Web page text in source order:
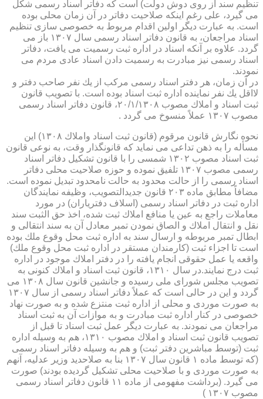
تنظیم سند از روی دوش دولت) است كه دفاتر اسناد رسمی شكل
می گیرد، علی رغم اینكه صلاحیت دفاتر در آن زمان محلی بوده
است. به عبارت دیگر اولین اقدام مربوط به خصوصی سازی تنظیم
اسناد مراجعان، به قانون دفاتر اسناد رسمی سال ۱۳۰۷ باز می
گردد. علاوه بر آنكه اسناد در اداره ثبت رسمیت می یافت، دفاتر
اسناد رسمی نیز مبادرت به رسمیت دادن اسناد عادی مردم می
نمودند.
در آن زمان، هر دفتر اسناد رسمی مركب از یك نفر صاحب دفتر و
لااقل یك نفر نماینده اداره ثبت اسناد بوده است. با تصویب قانون
ثبت اسناد و املاك مصوب ۲۰/۱/۱۳۰۸، قانون دفاتر اسناد رسمی
مصوب ۱۳۰۷ عملاً منسوخ می گردد .
نحوه نگارش قانون مرقوم (قانون ثبت اسناد واملاك ۱۳۰۸) این
مسأله را به ذهن تداعی می نماید كه قانونگذار وقت، به نوعی قانون
ثبت اسناد مصوب ۱۳۰۲ شمسی را با قانون تشكیل دفاتر اسناد
رسمی مصوب ۱۳۰۷ تلفیق نموده و حوزه صلاحیت محلی دفاتر
اسناد رسمی را از حالت محدود به حالت نامحدود تبدیل نموده است.
مضافاً مطابق ماده ۲۰۳ قانون جدیدالتصویب، وظیفه نمایندگان
اداره ثبت در دفاتر اسناد رسمی (اسلاف دفتریاران) در مورد
معاملات راجع به عین یا منافع املاك ثبت شده، اخذ حق الثبت سند
نقل و انتقال املاك و الصاق نمودن تمبر معادل آن به سند انتقالی و
ابطال تمبر مربوطه و ارسال سند به اداره ثبت محل وقوع ملك بوده
است تا اجزاء ثبت (كارمندان مستقر در اداره ثبت محل وقوع ملك)
واقعه یا عمل حقوقی انجام یافته را در دفتر املاك موجود در اداره
ثبت درج نمایند.در سال ۱۳۱۰، قانون ثبت اسناد و املاك كنونی به
تصویب مجلس شورای ملی رسیده و جانشین قانون سال ۱۳۰۸ می
گردد و این در حالی است كه عملاً دفاتر اسناد رسمی از سال ۱۳۰۷
به صورت موردی و محلی از اداره ثبت منتزع شده و به صورت نهاد
خصوصی در كنار اداره ثبت مبادرت و به موازات آن به ثبت اسناد
مراجعان می نمودند. به عبارت دیگر عمل ثبت اسناد تا قبل از
تصویب قانون ثبت اسناد و املاك مصوب ۱۳۱۰، هم به وسیله اداره
ثبت (توسط مباشرین دفتر ثبت) و هم به وسیله دفاتر اسناد رسمی
(كه توسط ماده ۱ قانون سال ۱۳۰۷ بنا به صلاحدید وزیر عدلیه، آنهم
به صورت موردی و با صلاحیت محلی تشكیل گردیده بودند) صورت
می گیرد. (برداشت مفهومی از ماده ۱۱ قانون دفاتر اسناد رسمی
مصوب ۱۳۰۷ )